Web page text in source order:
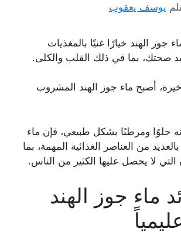
يوسف يعقوب
جوز الهند خيارًا غنيًا بالمغذيات
صحتك، بما في ذلك القلب والكلى.
أصبح ماء جوز الهند المشروب
حلوًا ومرطبًا بشكل طبيعي، فإن ماء
من العناصر الغذائية المهمة، بما
لا يحصل عليها الكثير من الناس.
ماء جوز الهند